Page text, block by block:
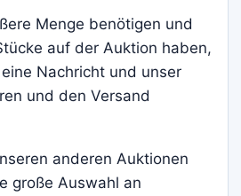
Menge benötigen und
auf der Auktion haben,
Nachricht und unser
und den Versand
anderen Auktionen
große Auswahl an